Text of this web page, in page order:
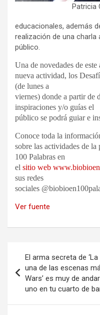
Patricia
educacionales, además
realización de una
público.
Una de novedades de este
nueva actividad, los
(de lunes a
viernes) donde a partir de
inspiraciones y/o guías el
público se podrá guiar e
Conoce toda la
sobre las actividades de
100 Palabras en
el sitio web
sus redes
sociales
Ver fuente
de
entradas
El arma secreta de
una de las escenas
Wars’ es muy de
uno en tu cuarto de